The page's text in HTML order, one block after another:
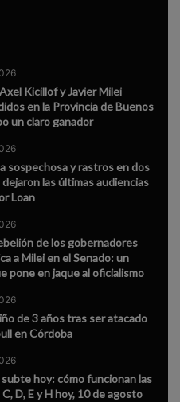
Kicillof y Javier Milei
en la Provincia de Buenos
un claro ganador
sospechosa y rastros en dos
las últimas audiencias
Loan
de los gobernadores
a Milei en el Senado: un
pone en jaque al oficialismo
de 3 años tras ser atacado
en Córdoba
hoy: cómo funcionan las
D, E y H hoy, 10 de agosto